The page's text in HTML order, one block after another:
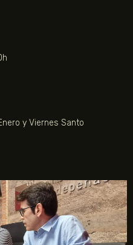
y Viernes Santo